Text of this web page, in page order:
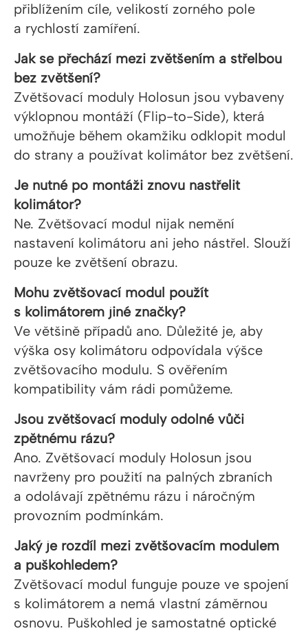
přiblížením cíle, velikostí zorného pole
a rychlostí zamíření.
Jak se přechází mezi zvětšením a střelbou
bez zvětšení?
Zvětšovací moduly Holosun jsou vybaveny
výklopnou montáží (Flip-to-Side), která
umožňuje během okamžiku odklopit modul
do strany a používat kolimátor bez zvětšení.
Je nutné po montáži znovu nastřelit
kolimátor?
Ne. Zvětšovací modul nijak nemění
nastavení kolimátoru ani jeho nástřel. Slouží
pouze ke zvětšení obrazu.
Mohu zvětšovací modul použít
s kolimátorem jiné značky?
Ve většině případů ano. Důležité je, aby
výška osy kolimátoru odpovídala výšce
zvětšovacího modulu. S ověřením
kompatibility vám rádi pomůžeme.
Jsou zvětšovací moduly odolné vůči
zpětnému rázu?
Ano. Zvětšovací moduly Holosun jsou
navrženy pro použití na palných zbraních
a odolávají zpětnému rázu i náročným
provozním podmínkám.
Jaký je rozdíl mezi zvětšovacím modulem
a puškohledem?
Zvětšovací modul funguje pouze ve spojení
s kolimátorem a nemá vlastní záměrnou
osnovu. Puškohled je samostatné optické